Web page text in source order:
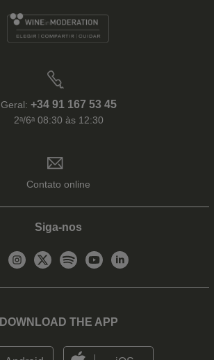
Geral: +34 91 167 53 45
2ᵃ/6ᵃ 08:30 às 12:30
Contato online
Siga-nos
DOWNLOAD THE APP